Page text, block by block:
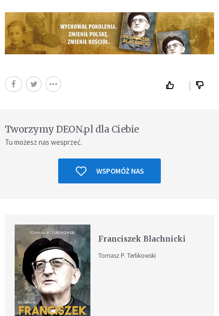
Tworzymy DEON.pl dla Ciebie
Tu możesz nas wesprzeć.
WSPOMÓŻ NAS
Franciszek Blachnicki
Tomasz P. Terlikowski